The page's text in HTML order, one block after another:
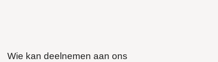
Wie kan deelnemen aan ons